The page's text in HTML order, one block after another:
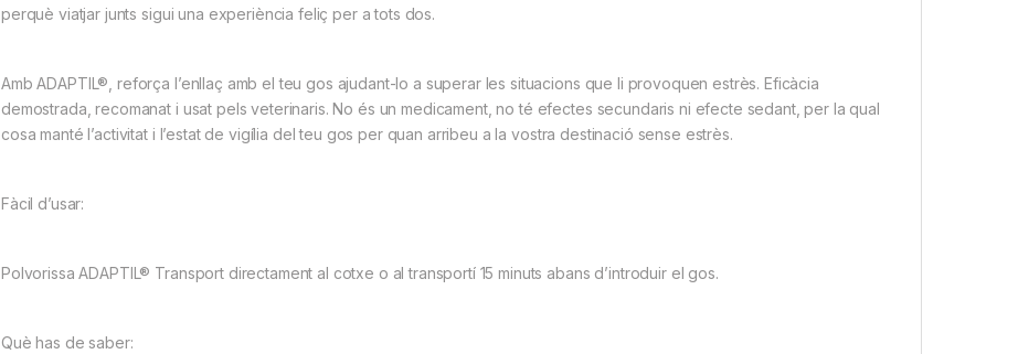
perquè viatjar junts sigui una experiència feliç per a tots dos.
Amb ADAPTIL®, reforça l’enllaç amb el teu gos ajudant-lo a superar les situacions que li provoquen estrès. Eficàcia
demostrada, recomanat i usat pels veterinaris. No és un medicament, no té efectes secundaris ni efecte sedant, per la qual
cosa manté l’activitat i l’estat de vigília del teu gos per quan arribeu a la vostra destinació sense estrès.
Fàcil d’usar:
Polvorissa ADAPTIL® Transport directament al cotxe o al transportí 15 minuts abans d’introduir el gos.
Què has de saber: